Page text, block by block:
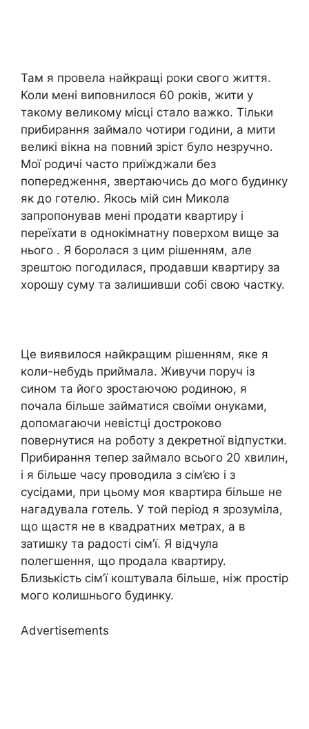
Там я провела найкращі роки свого життя.
Коли мені виповнилося 60 років, жити у
такому великому місці стало важко. Тільки
прибирання займало чотири години, а мити
великі вікна на повний зріст було незручно.
Мої родичі часто приїжджали без
попередження, звертаючись до мого будинку
як до готелю. Якось мій син Микола
запропонував мені продати квартиру і
переїхати в однокімнатну поверхом вище за
нього . Я боролася з цим рішенням, але
зрештою погодилася, продавши квартиру за
хорошу суму та залишивши собі свою частку.
Це виявилося найкращим рішенням, яке я
коли-небудь приймала. Живучи поруч із
сином та його зростаючою родиною, я
почала більше займатися своїми онуками,
допомагаючи невістці достроково
повернутися на роботу з декретної відпустки.
Прибирання тепер займало всього 20 хвилин,
і я більше часу проводила з сім’єю і з
сусідами, при цьому моя квартира більше не
нагадувала готель. У той період я зрозуміла,
що щастя не в квадратних метрах, а в
затишку та радості сім’ї. Я відчула
полегшення, що продала квартиру.
Близькість сім’ї коштувала більше, ніж простір
мого колишнього будинку.
Advertisements